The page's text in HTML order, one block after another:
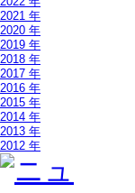
2021 年
2020 年
2019 年
2018 年
2017 年
2016 年
2015 年
2014 年
2013 年
2012 年